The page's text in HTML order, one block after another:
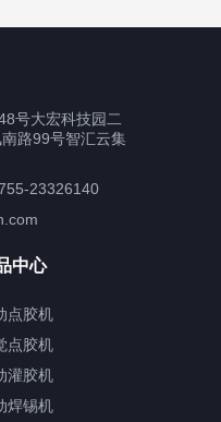
号大宏科技园二
路99号智汇云集
23326140
中心
点胶机
点胶机
灌胶机
焊锡机